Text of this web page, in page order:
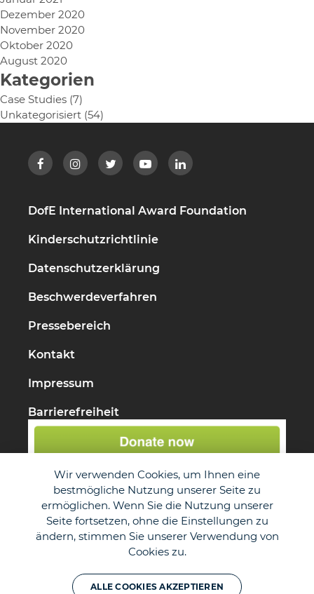
Dezember 2020
November 2020
Oktober 2020
August 2020
Kategorien
Case Studies (7)
Unkategorisiert (54)
DofE International Award Foundation
Kinderschutzrichtlinie
Datenschutzerklärung
Beschwerdeverfahren
Pressebereich
Kontakt
Impressum
Barrierefreiheit
Wir verwenden Cookies, um Ihnen eine
bestmögliche Nutzung unserer Seite zu
ermöglichen. Wenn Sie die Nutzung unserer
Seite fortsetzen, ohne die Einstellungen zu
ändern, stimmen Sie unserer Verwendung von
Cookies zu.
ALLE COOKIES AKZEPTIEREN